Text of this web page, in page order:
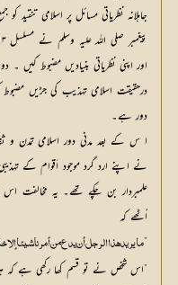
جاہلانہ نظریاتی مسائل پر اسلامی تنقید
اور اپنی نظریاتی بنیادیں مضبوط کیں
درحقیقت اسلامی تہذیب کی جڑیں مضبوط
دور ہے۔
ا س کے بعد مدنی دور اسلامی تمدن
نے اپنے ارد گرد موجود اَقوام کے
علمبردار بن چکے تھے۔ یہ مخالفت
اُٹھے کہ
”ما يريد هذا الرجل أن يدع من أمرنا شيئا
”اس شخص نے تو قسم کھا رکھی ہے کہ